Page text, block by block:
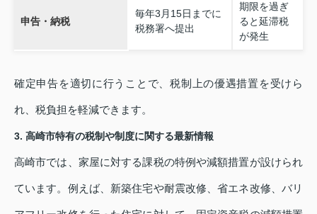
申告・納税
毎年3月15日までに
税務署へ提出
期限を過ぎ
ると延滞税
が発生
確定申告を適切に行うことで、税制上の優遇措置を受けら
れ、税負担を軽減できます。
3. 高崎市特有の税制や制度に関する最新情報
高崎市では、家屋に対する課税の特例や減額措置が設けられ
ています。例えば、新築住宅や耐震改修、省エネ改修、バリ